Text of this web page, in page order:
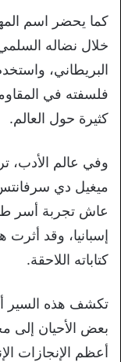
كما يحضر اسم
خلال نضاله
البريطاني،
فلسفته في
كثيرة حول العالم.
وفي عالم الأدب،
ميغيل دي
عاش تجربة أسر
إسبانيا، وقد
كتاباته اللاحقة.
تكشف هذه السير
بعض الأحيان إلى
أعظم الإنجازات